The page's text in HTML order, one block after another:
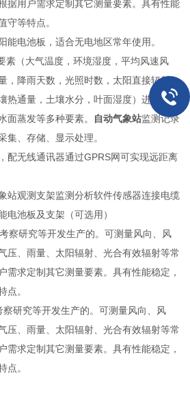
据用户需求定制其它测量要素。具有性能
守等特点。
能电池板，适合无电地区常年使用。
素（大气温度，环境湿度，平均风速风
，降雨天数，光照时数，太阳直接辐射，
热通量，土壤水分，叶面湿度）进行直接
面蒸发等多种要素。 自动气象站监测记录
集、存储、显示处理。
配无线通讯器通过GPRS网可实现远距离
站观测支架监测分析软件传感器连接电缆
电池板及支架（可选用）
察研究等开发生产的。可测量风向、风
压、雨量、太阳辐射、光合有效辐射等常
需求定制其它测量要素。具有性能稳定，
点。
研究等开发生产的。可测量风向、风
压、雨量、太阳辐射、光合有效辐射等常
需求定制其它测量要素。具有性能稳定，
点。